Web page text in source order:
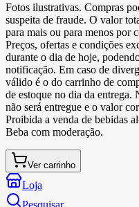
Fotos ilustrativas. Compras
suspeita de fraude. O valor
para mais ou para menos por
Preços, ofertas e condições
durante o dia de hoje,
notificação. Em caso de
válido é o do carrinho de
de estoque no dia da entrega.
não será entregue e o valor
Proibida a venda de bebidas
Beba com moderação.
Ver carrinho
Loja
Pesquisar